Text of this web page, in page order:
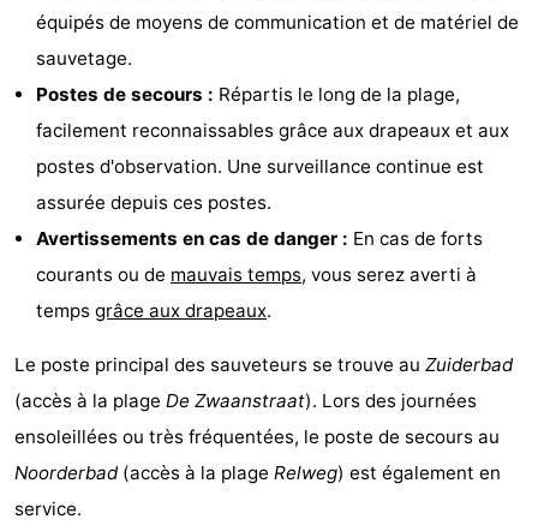
équipés de moyens de communication et de matériel de
sauvetage.
Postes de secours : Répartis le long de la plage,
facilement reconnaissables grâce aux drapeaux et aux
postes d'observation. Une surveillance continue est
assurée depuis ces postes.
Avertissements en cas de danger : En cas de forts
courants ou de mauvais temps, vous serez averti à
temps grâce aux drapeaux.
Le poste principal des sauveteurs se trouve au Zuiderbad
(accès à la plage De Zwaanstraat). Lors des journées
ensoleillées ou très fréquentées, le poste de secours au
Noorderbad(accès à la plage Relweg) est également en
service.